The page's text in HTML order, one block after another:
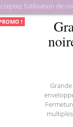
l’utilisation de
!